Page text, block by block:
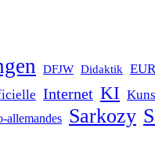
DFJW Didaktik
Internet KI
allemandes Sarkozy